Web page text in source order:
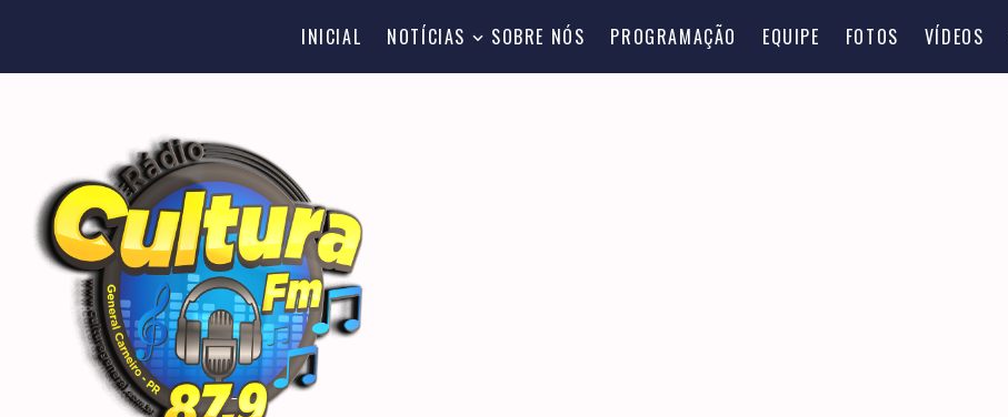
INICIAL NOTÍCIAS SOBRE NÓS PROGRAMAÇÃO EQUIPE FOTOS VÍDEOS